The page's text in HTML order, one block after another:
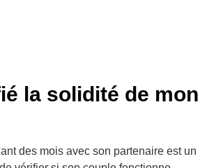
la solidité de mon
des mois avec son partenaire est un